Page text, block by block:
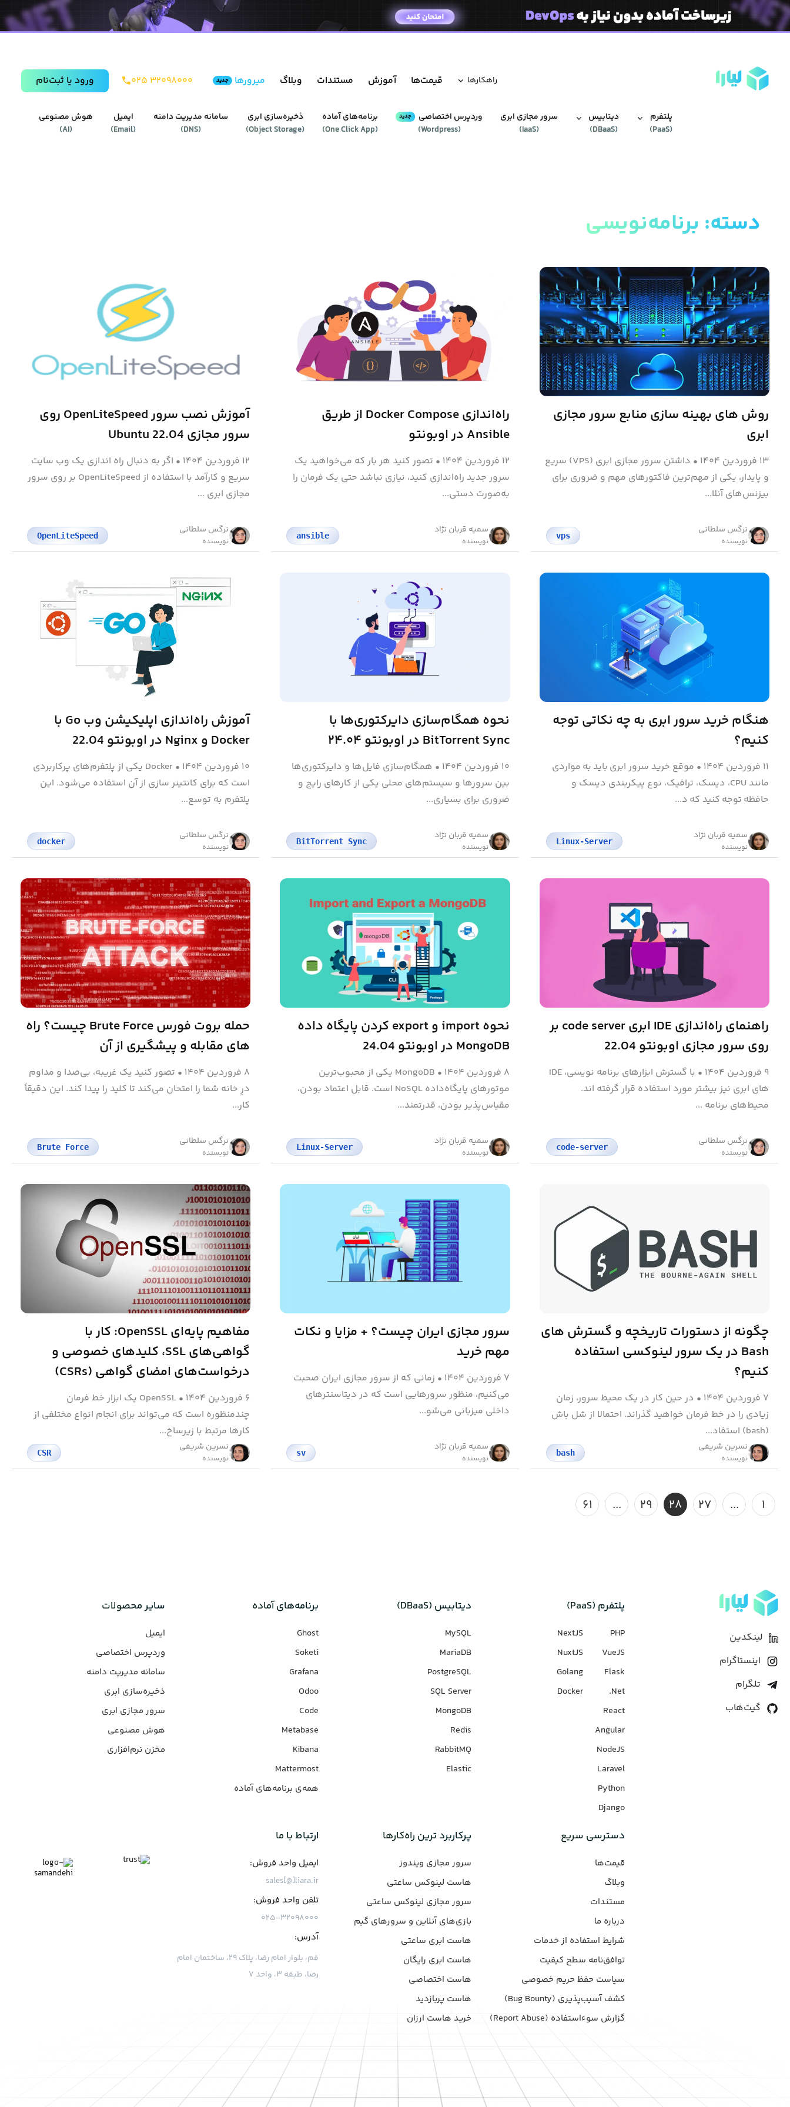
راهکار‌ها قیمت‌ها آموزش مستندات وبلاگ میرورها جدید ۰۲۵ ۳۲۰۹۸۰۰۰ ورود يا ثبت‌نام
هوش مصنوعی
(
AI
)
ایمیل
(
Email
)
سامانه مدیریت دامنه
(
DNS
)
ذخیره‌سازی ابری
(
Object Storage
)
برنامه‌های آماده
(
One Click App
)
وردپرس‌ اختصاصی جدید
(
Wordpress
)
سرور مجازی ابری
(
IaaS
)
دیتابیس‌
(
DBaaS
)
پلتفرم
(
PaaS
)
دسته: برنامه‌نویسی
روش های بهینه‌ سازی منابع سرور مجازی
ابری
۱۳ فروردین ۱۴۰۴ •
داشتن سرور مجازی ابری (VPS) سریع
و پایدار، یکی از مهم‌ترین فاکتورهای مهم و ضروری برای
بیزنس‌های آنلا...
نرگس سلطانی
نویسنده
vps
راه‌اندازی Docker Compose از طریق
Ansible در اوبونتو
۱۲ فروردین ۱۴۰۴ • تصور کنید هر بار که می‌خواهید یک
سرور جدید راه‌اندازی کنید، نیازی نباشد حتی یک فرمان را
به‌صورت دستی...
سمیه قربان نژاد
نویسنده
ansible
آموزش نصب سرور OpenLiteSpeed روی
سرور مجازی Ubuntu 22.04
۱۲ فروردین ۱۴۰۴ • اگر به دنبال راه اندازی یک وب سایت
سریع و کارآمد با استفاده از OpenLiteSpeed بر روی سرور
مجازی ابری ...
نرگس سلطانی
نویسنده
OpenLiteSpeed
هنگام خرید سرور ابری به چه نکاتی توجه
کنیم؟
۱۱ فروردین ۱۴۰۴ • موقع خرید سرور ابری باید به مواردی
مانند CPU، دیسک، ترافیک، نوع پیکربندی دیسک و
حافظه توجه کنید که د...
سمیه قربان نژاد
نویسنده
Linux-Server
نحوه همگام‌سازی دایرکتوری‌ها با
BitTorrent Sync در اوبونتو ۲۴.۰۴
۱۰ فروردین ۱۴۰۴ • همگام‌سازی فایل‌ها و دایرکتوری‌ها
بین سرورها و سیستم‌های محلی یکی از کارهای رایج و
ضروری برای بسیاری...
سمیه قربان نژاد
نویسنده
BitTorrent Sync
آموزش راه‌اندازی اپلیکیشن وب Go با
Docker و Nginx در اوبونتو 22.04
۱۰ فروردین ۱۴۰۴ •
Docker یکی از پلتفرم‌های پرکاربردی
است که برای کانتینر سازی از آن استفاده می‌شود. این
پلتفرم به توسع...
نرگس سلطانی
نویسنده
docker
راهنمای راه‌اندازی IDE ابری code server بر
روی سرور مجازی اوبونتو 22.04
۹ فروردین ۱۴۰۴ •
با گسترش ابزارهای برنامه نویسی، IDE
های ابری نیز بیشتر مورد استفاده قرار گرفته اند.
محیط‌های برنامه ...
نرگس سلطانی
نویسنده
code-server
نحوه import و export کردن پایگاه داده
MongoDB در اوبونتو 24.04
۸ فروردین ۱۴۰۴ •
MongoDB یکی از محبوب‌ترین
موتورهای پایگاه‌داده NoSQL است. قابل اعتماد بودن،
مقیاس‌پذیر بودن، قدرتمند...
سمیه قربان نژاد
نویسنده
Linux-Server
حمله بروت فورس Brute Force چیست؟ راه
های مقابله و پیشگیری از آن
۸ فروردین ۱۴۰۴ • تصور کنید یک غریبه، بی‌صدا و مداوم
درِ خانه شما را امتحان می‌کند تا کلید را پیدا کند. این دقیقاً
کار...
نرگس سلطانی
نویسنده
Brute Force
چگونه از دستورات تاریخچه و گسترش های
Bash در یک سرور لینوکسی استفاده
کنیم؟
۷ فروردین ۱۴۰۴ • در حین کار در یک محیط سرور، زمان
زیادی را در خط فرمان خواهید گذراند. احتمالا از شل باش
(bash) استفاد...
نسرین شریفی
نویسنده
bash
سرور مجازی ایران چیست؟ + مزایا و نکات
مهم خرید
۷ فروردین ۱۴۰۴ • زمانی‌ که از سرور مجازی ایران صحبت
می‌کنیم، منظور سرورهایی است که در دیتاسنترهای
داخلی میزبانی می‌شو...
سمیه قربان نژاد
نویسنده
sv
مفاهیم پایه‌ای OpenSSL: کار با
گواهی‌های SSL، کلیدهای خصوصی و
درخواست‌های امضای گواهی (CSRs)
۶ فروردین ۱۴۰۴ •
OpenSSL یک ابزار خط فرمان
چندمنظوره است که می‌تواند برای انجام انواع مختلفی از
کارها مرتبط با زیرساخ...
نسرین شریفی
نویسنده
CSR
۱ ... ۲۷ ۲۸ ۲۹ ... ۶۱
لینکدین
اینستاگرام
تلگرام
گیت‌هاب
پلتفرم (PaaS)
PHP
VueJS
Flask
Net.
React
Angular
NodeJS
Laravel
Python
Django
NextJS
NuxtJS
Golang
Docker
دیتابیس‌ (DBaaS)
MySQL
MariaDB
PostgreSQL
SQL Server
MongoDB
Redis
RabbitMQ
Elastic
برنامه‌های‌ آماده
Ghost
Soketi
Grafana
Odoo
Code
Metabase
Kibana
Mattermost
همه‌ی برنامه‌های آماده
سایر محصولات
ایمیل
وردپرس‌ اختصاصی
سامانه مدیریت دامنه
ذخیره‌سازی ابری
سرور مجازی ابری
هوش مصنوعی
مخزن نرم‌افزاری
دسترسی سریع
قیمت‌ها
وبلاگ
مستندات
درباره ما
شرایط استفاده از خدمات
توافق‌نامه سطح کیفیت
سیاست حفظ حریم خصوصی
کشف آسیب‌پذیری (Bug Bounty)
گزارش سوءاستفاده (Report Abuse)
پرکاربرد ترین راه‌کارها
سرور مجازی ویندوز
هاست لینوکس ساعتی
سرور مجازی لینوکس ساعتی
بازی‌های آنلاین و سرورهای گیم
هاست ابری ساعتی
هاست ابری رایگان
هاست اختصاصی
هاست پربازدید
خرید هاست ارزان
ارتباط با ما
ایمیل واحد فروش:
sales[@]liara.ir
تلفن واحد فروش:
۰۲۵-۳۲۰۹۸۰۰۰
آدرس:
قم، بلوار امام رضا، پلاک ۲۹، ساختمان امام
رضا، طبقه ۳، واحد ۷